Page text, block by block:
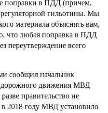
поправки в ПДД (причем,
гильотины. Мы
материала объяснять вам,
что любая поправка в ПДД
переутверждение всего
сообщил начальник
дорожного движения МВД
правительство не
2018 году МВД установило